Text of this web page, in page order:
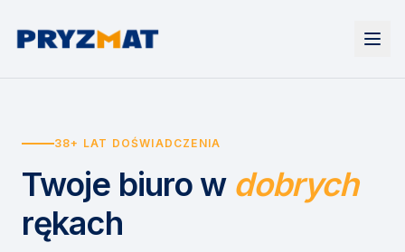
Urządzenia
Drukarki i urządzenia wielofunkcyjne
Etykiety i identyfikacja
Skanery i obieg dokumentów
Monitory interaktywne
Niszczarki dokumentów
Wynajem drukarek
Wynajem urządzeń biurowych
Asystent druku
EZD RP
Misja szkoła
Serwis
38+ LAT DOŚWIADCZENIA
Twoje biuro w dobrych
rękach